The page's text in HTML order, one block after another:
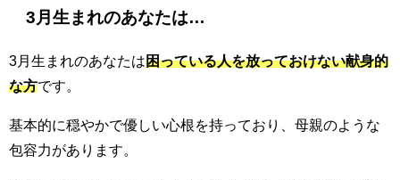
3月生まれのあなたは…
3月生まれのあなたは困っている人を放っておけない献身的
な方です。
基本的に穏やかで優しい心根を持っており、母親のような
包容力があります。